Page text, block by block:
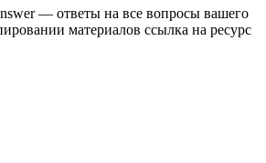
— ответы на все вопросы вашего
материалов ссылка на ресурс